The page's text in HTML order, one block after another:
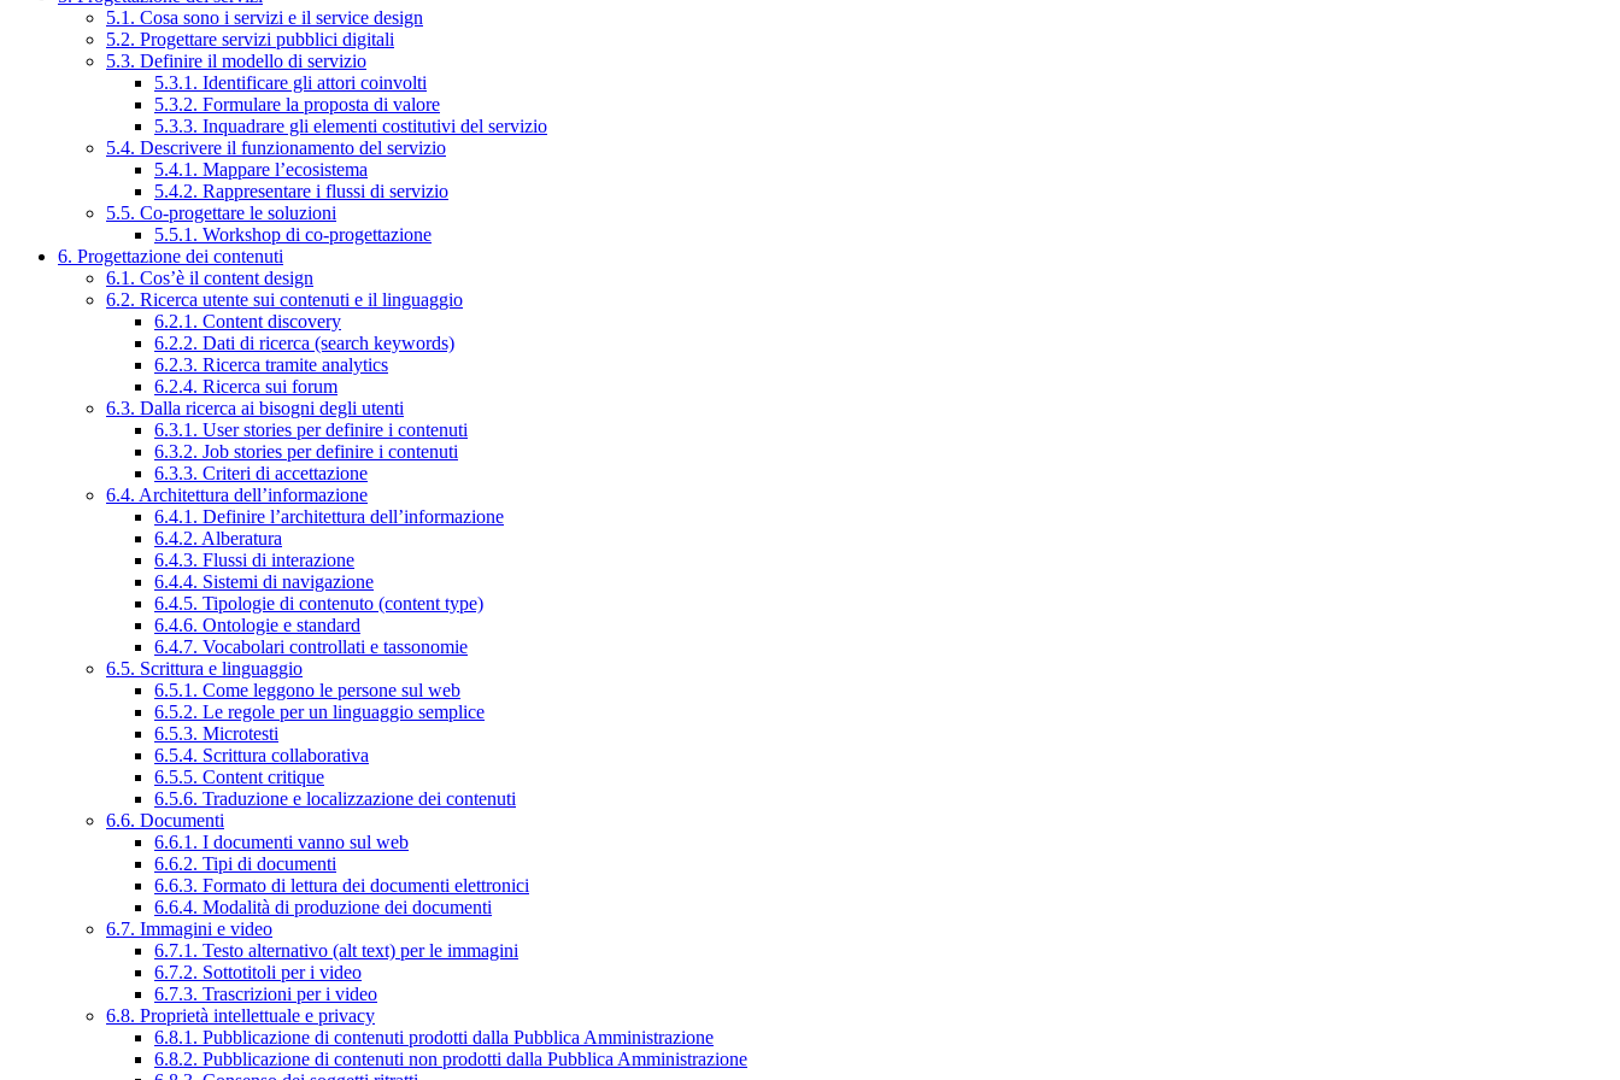
5.1. Cosa sono i servizi e il service design
5.2. Progettare servizi pubblici digitali
5.3. Definire il modello di servizio
5.3.1. Identificare gli attori coinvolti
5.3.2. Formulare la proposta di valore
5.3.3. Inquadrare gli elementi costitutivi del servizio
5.4. Descrivere il funzionamento del servizio
5.4.1. Mappare l’ecosistema
5.4.2. Rappresentare i flussi di servizio
5.5. Co-progettare le soluzioni
5.5.1. Workshop di co-progettazione
6. Progettazione dei contenuti
6.1. Cos’è il content design
6.2. Ricerca utente sui contenuti e il linguaggio
6.2.1. Content discovery
6.2.2. Dati di ricerca (search keywords)
6.2.3. Ricerca tramite analytics
6.2.4. Ricerca sui forum
6.3. Dalla ricerca ai bisogni degli utenti
6.3.1. User stories per definire i contenuti
6.3.2. Job stories per definire i contenuti
6.3.3. Criteri di accettazione
6.4. Architettura dell’informazione
6.4.1. Definire l’architettura dell’informazione
6.4.2. Alberatura
6.4.3. Flussi di interazione
6.4.4. Sistemi di navigazione
6.4.5. Tipologie di contenuto (content type)
6.4.6. Ontologie e standard
6.4.7. Vocabolari controllati e tassonomie
6.5. Scrittura e linguaggio
6.5.1. Come leggono le persone sul web
6.5.2. Le regole per un linguaggio semplice
6.5.3. Microtesti
6.5.4. Scrittura collaborativa
6.5.5. Content critique
6.5.6. Traduzione e localizzazione dei contenuti
6.6. Documenti
6.6.1. I documenti vanno sul web
6.6.2. Tipi di documenti
6.6.3. Formato di lettura dei documenti elettronici
6.6.4. Modalità di produzione dei documenti
6.7. Immagini e video
6.7.1. Testo alternativo (alt text) per le immagini
6.7.2. Sottotitoli per i video
6.7.3. Trascrizioni per i video
6.8. Proprietà intellettuale e privacy
6.8.1. Pubblicazione di contenuti prodotti dalla Pubblica Amministrazione
6.8.2. Pubblicazione di contenuti non prodotti dalla Pubblica Amministrazione